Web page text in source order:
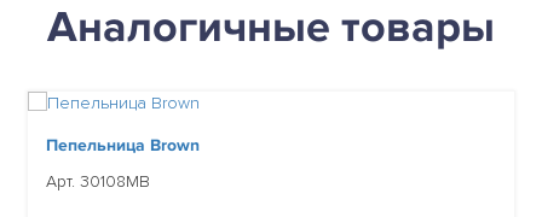
Аналогичные товары
Пепельница Brown
Арт. 30108MB